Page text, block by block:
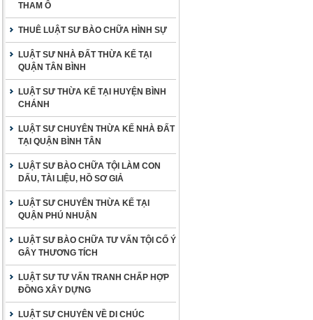
THAM Ô
THUÊ LUẬT SƯ BÀO CHỮA HÌNH SỰ
LUẬT SƯ NHÀ ĐẤT THỪA KẾ TẠI
QUẬN TÂN BÌNH
LUẬT SƯ THỪA KẾ TẠI HUYỆN BÌNH
CHÁNH
LUẬT SƯ CHUYÊN THỪA KẾ NHÀ ĐẤT
TẠI QUẬN BÌNH TÂN
LUẬT SƯ BÀO CHỮA TỘI LÀM CON
DẤU, TÀI LIỆU, HỒ SƠ GIẢ
LUẬT SƯ CHUYÊN THỪA KẾ TẠI
QUẬN PHÚ NHUẬN
LUẬT SƯ BÀO CHỮA TƯ VẤN TỘI CỐ Ý
GÂY THƯƠNG TÍCH
LUẬT SƯ TƯ VẤN TRANH CHẤP HỢP
ĐỒNG XÂY DỰNG
LUẬT SƯ CHUYÊN VỀ DI CHÚC